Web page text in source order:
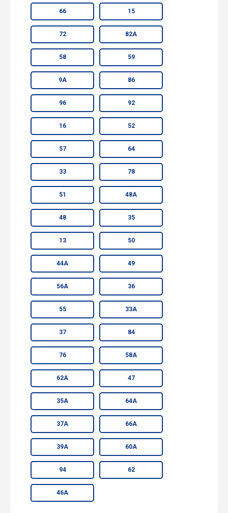
66 15
72 82А
58 59
9А 86
96 92
16 52
57 64
33 78
51 48А
48 35
13 50
44А 49
56А 36
55 33А
37 84
76 58А
62А 47
35А 64А
37А 66А
39А 60А
94 62
46А